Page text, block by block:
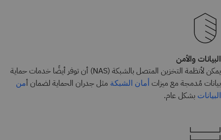
البيانات والأمن
يمكن لأنظمة التخزين المتصل بالشبكة (NAS) أن توفر أيضًا خدمات حماية
بيانات مُدمجة مع ميزات أمان الشبكة مثل جدران الحماية لضمان أمن
البيانات بشكل عام.